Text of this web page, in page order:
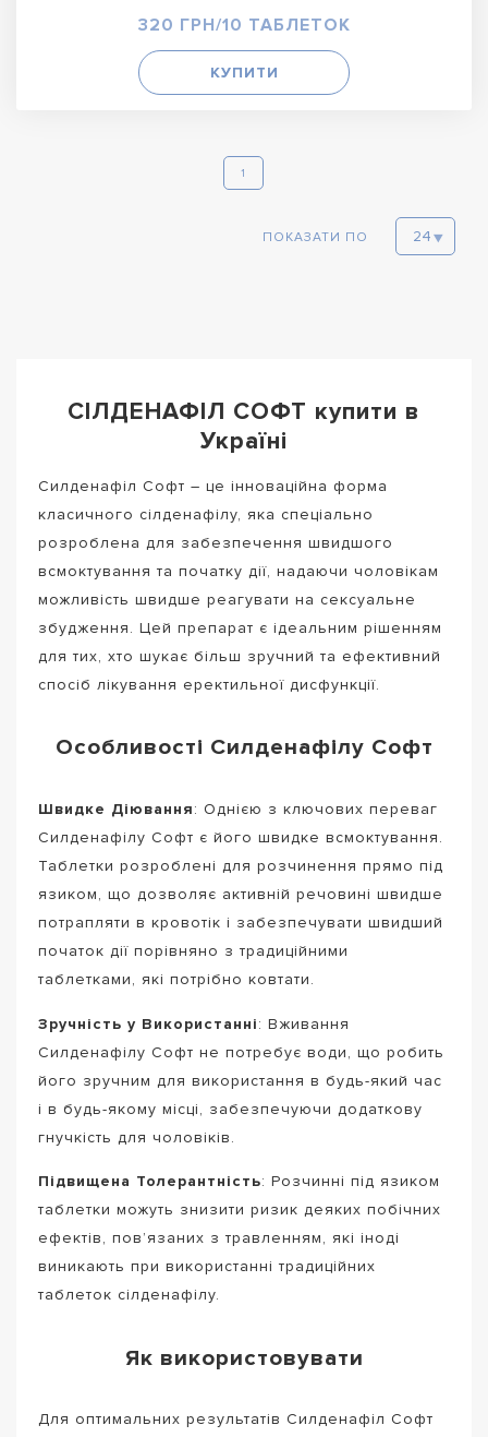
320 ГРН/10 ТАБЛЕТОК
КУПИТИ
1
ПОКАЗАТИ ПО
СІЛДЕНАФІЛ СОФТ купити в
Україні
Силденафіл Софт – це інноваційна форма
класичного сілденафілу, яка спеціально
розроблена для забезпечення швидшого
всмоктування та початку дії, надаючи чоловікам
можливість швидше реагувати на сексуальне
збудження. Цей препарат є ідеальним рішенням
для тих, хто шукає більш зручний та ефективний
спосіб лікування еректильної дисфункції.
Особливості Силденафілу Софт
Швидке Діювання: Однією з ключових переваг
Силденафілу Софт є його швидке всмоктування.
Таблетки розроблені для розчинення прямо під
язиком, що дозволяє активній речовині швидше
потрапляти в кровотік і забезпечувати швидший
початок дії порівняно з традиційними
таблетками, які потрібно ковтати.
Зручність у Використанні: Вживання
Силденафілу Софт не потребує води, що робить
його зручним для використання в будь-який час
і в будь-якому місці, забезпечуючи додаткову
гнучкість для чоловіків.
Підвищена Толерантність: Розчинні під язиком
таблетки можуть знизити ризик деяких побічних
ефектів, пов’язаних з травленням, які іноді
виникають при використанні традиційних
таблеток сілденафілу.
Як використовувати
Для оптимальних результатів Силденафіл Софт